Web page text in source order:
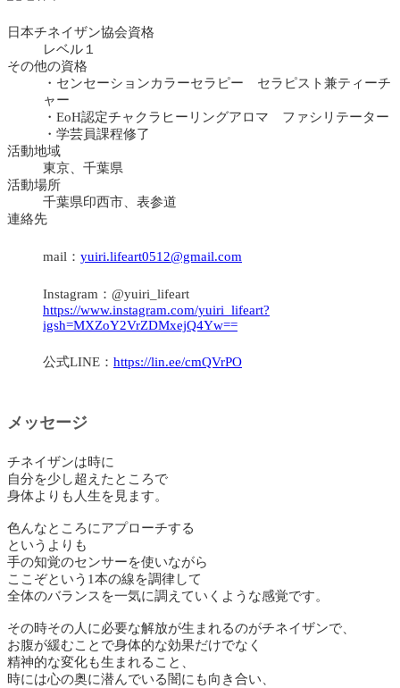
日本チネイザン協会資格
レベル１
その他の資格
・センセーションカラーセラピー セラピスト兼ティーチ
ャー
・EoH認定チャクラヒーリングアロマ ファシリテーター
・学芸員課程修了
活動地域
東京、千葉県
活動場所
千葉県印西市、表参道
連絡先
mail： yuiri.lifeart0512@gmail.com
Instagram：@yuiri_lifeart
https://www.instagram.com/yuiri_lifeart?
igsh=MXZoY2VrZDMxejQ4Yw==
公式LINE： https://lin.ee/cmQVrPO
メッセージ
チネイザンは時に
自分を少し超えたところで
身体よりも人生を見ます。
色んなところにアプローチする
というよりも
手の知覚のセンサーを使いながら
ここぞという1本の線を調律して
全体のバランスを一気に調えていくような感覚です。
その時その人に必要な解放が生まれるのがチネイザンで、
お腹が緩むことで身体的な効果だけでなく
精神的な変化も生まれること、
時には心の奥に潜んでいる闇にも向き合い、